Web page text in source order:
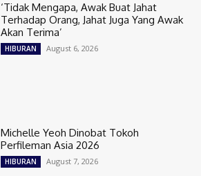
‘Tidak Mengapa, Awak Buat Jahat
Terhadap Orang, Jahat Juga Yang Awak
Akan Terima’
HIBURAN August 6, 2026
Michelle Yeoh Dinobat Tokoh
Perfileman Asia 2026
HIBURAN August 7, 2026